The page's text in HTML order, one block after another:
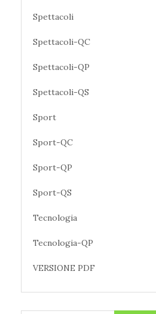
Spettacoli
Spettacoli-QC
Spettacoli-QP
Spettacoli-QS
Sport
Sport-QC
Sport-QP
Sport-QS
Tecnologia
Tecnologia-QP
VERSIONE PDF